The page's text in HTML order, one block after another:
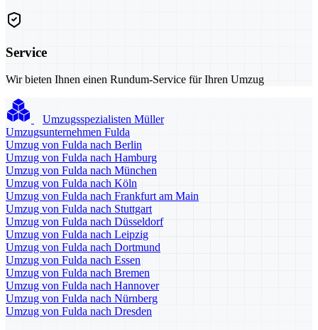
Service
Wir bieten Ihnen einen Rundum-Service für Ihren Umzug
Umzugsspezialisten Müller
Umzugsunternehmen Fulda
Umzug von Fulda nach Berlin
Umzug von Fulda nach Hamburg
Umzug von Fulda nach München
Umzug von Fulda nach Köln
Umzug von Fulda nach Frankfurt am Main
Umzug von Fulda nach Stuttgart
Umzug von Fulda nach Düsseldorf
Umzug von Fulda nach Leipzig
Umzug von Fulda nach Dortmund
Umzug von Fulda nach Essen
Umzug von Fulda nach Bremen
Umzug von Fulda nach Hannover
Umzug von Fulda nach Nürnberg
Umzug von Fulda nach Dresden